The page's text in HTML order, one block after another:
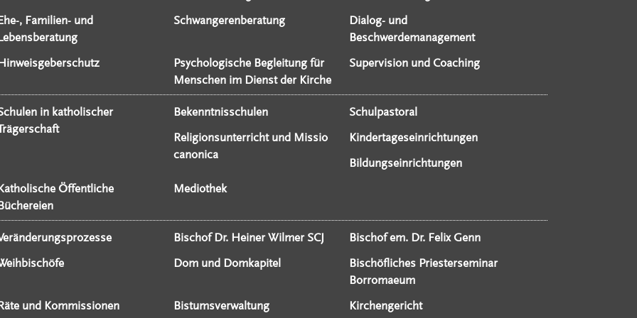
, Familien- und
Schwangerenberatung
Dialog- und
Beschwerdemanagement
Psychologische Begleitung für
Menschen im Dienst der Kirche
Supervision und Coaching
in katholischer
Bekenntnisschulen
Schulpastoral
Religionsunterricht und Missio
canonica
Kindertageseinrichtungen
Bildungseinrichtungen
Öffentliche
Mediothek
Bischof Dr. Heiner Wilmer SCJ
Bischof em. Dr. Felix Genn
Dom und Domkapitel
Bischöfliches Priesterseminar
Borromaeum
und Kommissionen
Bistumsverwaltung Kirchengericht